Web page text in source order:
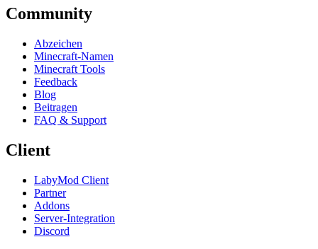
Community
Abzeichen
Minecraft-Namen
Minecraft Tools
Feedback
Blog
Beitragen
FAQ & Support
Client
LabyMod Client
Partner
Addons
Server-Integration
Discord